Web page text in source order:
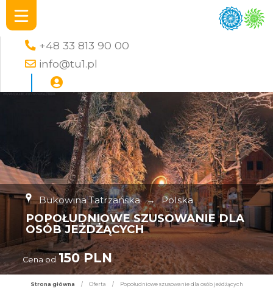
+48 33 813 90 00
info@tu1.pl
Bukowina Tatrzańska → Polska
POPOŁUDNIOWE SZUSOWANIE DLA
OSÓB JEŻDŻĄCYCH
Cena od 150 PLN
Strona główna / Oferta / Popołudniowe szusowanie dla osób jeżdżących